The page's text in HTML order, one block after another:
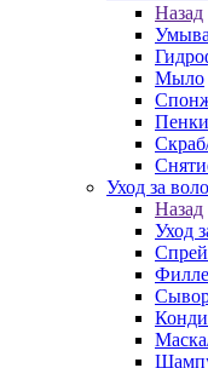
Назад
Мыло
Уход за
Назад
Уход